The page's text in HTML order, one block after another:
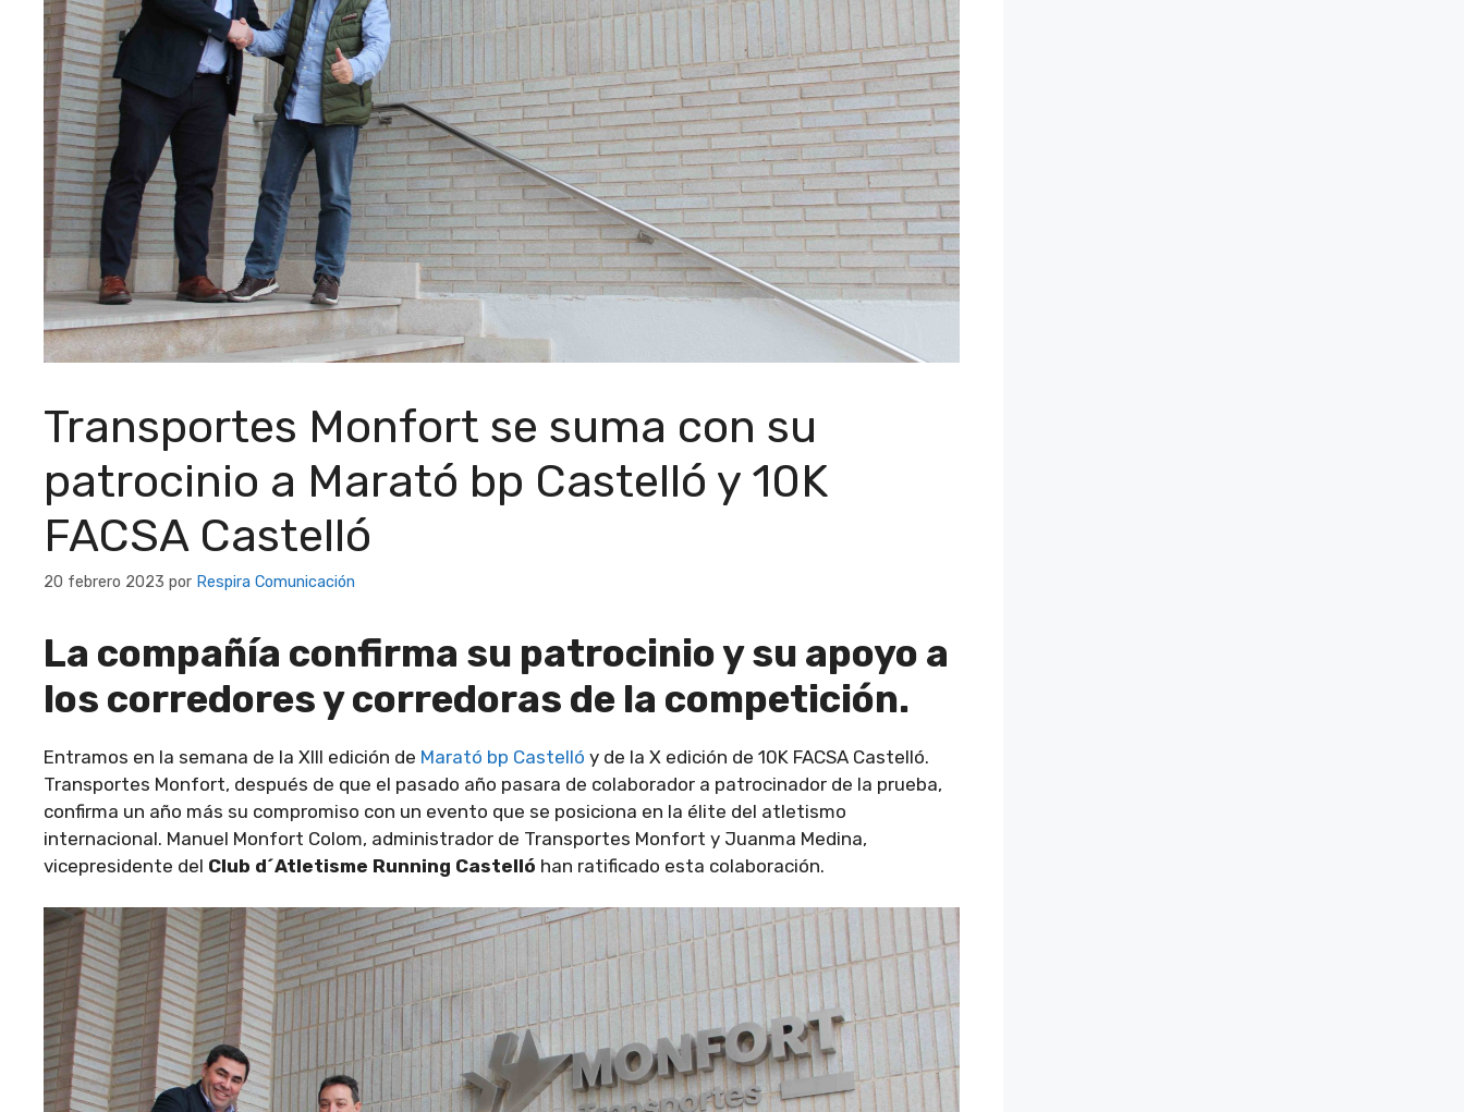
Transportes Monfort se suma con su
patrocinio a Marató bp Castelló y 10K
FACSA Castelló
20 febrero 2023 por Respira Comunicación
La compañía confirma su patrocinio y su apoyo a
los corredores y corredoras de la competición.
Entramos en la semana de la XIII edición de Marató bp Castelló y de la X edición de 10K FACSA Castelló.
Transportes Monfort, después de que el pasado año pasara de colaborador a patrocinador de la prueba,
confirma un año más su compromiso con un evento que se posiciona en la élite del atletismo
internacional. Manuel Monfort Colom, administrador de Transportes Monfort y Juanma Medina,
vicepresidente del Club d´Atletisme Running Castelló han ratificado esta colaboración.